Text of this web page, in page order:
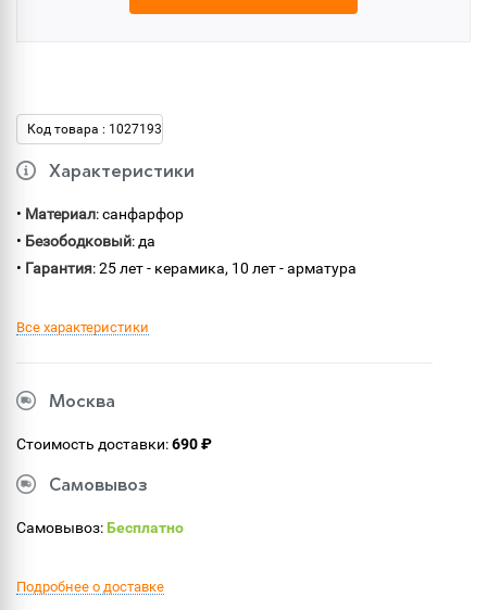
Код товара : 1027193
Характеристики
• Материал: санфарфор
• Безободковый: да
• Гарантия: 25 лет - керамика, 10 лет - арматура
Все характеристики
Москва
Стоимость доставки:690 ₽
Самовывоз
Самовывоз:Бесплатно
Подробнее о доставке